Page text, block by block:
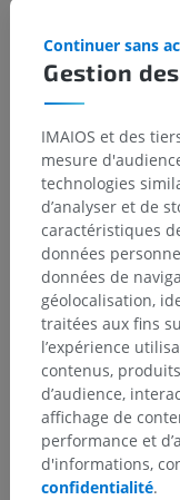
Hiérarchie
Anatomie
Termes relatifs
Structures sous-
sous-jacente
Gestion
Continuer sans
IMAIOS et des
mesure
technologies
d’analyser et de
caractéristiques
données
données de
géolocalisation,
traitées aux fins
l’expérience
contenus,
d’audience,
affichage de
performance et
d'informations,
confidentialité.